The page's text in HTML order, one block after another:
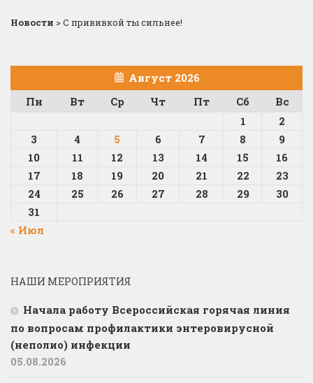
Новости >С прививкой ты сильнее!
Август 2026
Пн
Вт Ср Чт Пт Сб
Вс
1
2
3
4 5 6 7 8
9
10
11 12 13 14 15
16
17
18 19 20 21 22
23
24
25 26 27 28 29
30
31
« Июл
НАШИ МЕРОПРИЯТИЯ
Начала работу Всероссийская горячая линия
по вопросам профилактики энтеровирусной
(неполио) инфекции
05.08.2026